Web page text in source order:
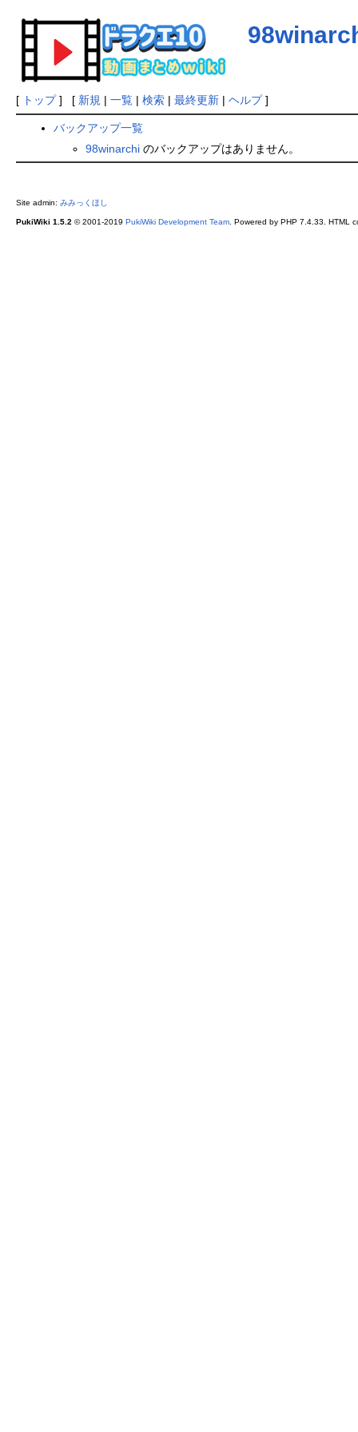
[ トップ] [ 新規 | 一覧| 検索| 最終更新| ヘルプ]
バックアップ一覧
98winarchiのバックアップはありません。
Site admin: みみっくほし
PukiWiki 1.5.2 © 2001-2019 PukiWiki Development Team. Powered by PHP 7.4.33. HTML